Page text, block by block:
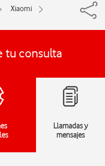
Xiaomi
tu consulta
Llamadas y
mensajes